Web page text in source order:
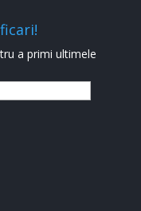
a primi ultimele